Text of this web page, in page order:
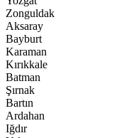
Zonguldak
Aksaray
Bayburt
Karaman
Kırıkkale
Batman
Şırnak
Bartın
Ardahan
Iğdır